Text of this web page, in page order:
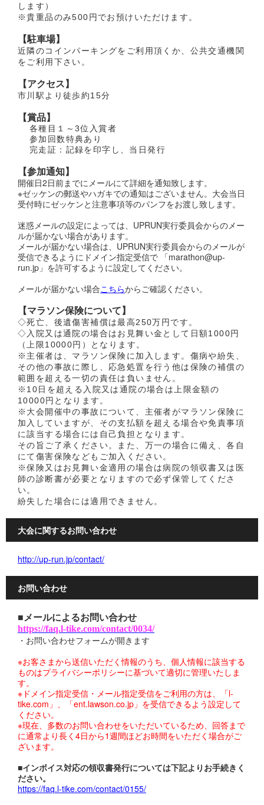
します）
※貴重品のみ500円でお預けいただけます。
【駐車場】
近隣のコインパーキングをご利用頂くか、公共交通機関
をご利用下さい。
【アクセス】
市川駅より徒歩約15分
【賞品】
各種目１～3位入賞者
参加回数特典あり
完走証：記録を印字し、当日発行
【参加通知】
開催日2日前までにメールにて詳細を通知致します。
※ゼッケンの郵送やハガキでの通知はございません。大会当日
受付時にゼッケンと注意事項等のパンフをお渡し致します。
迷惑メールの設定によっては、UPRUN実行委員会からのメー
ルが届かない場合があります。
メールが届かない場合は、UPRUN実行委員会からのメールが
受信できるようにドメイン指定受信で 「marathon@up-
run.jp」を許可するように設定してください。
メールが届かない場合こちらからご確認ください。
【マラソン保険について】
◇死亡、後遺傷害補償は最高250万円です。
◇入院又は通院の場合はお見舞い金として日額1000円
（上限10000円）となります。
※主催者は、マラソン保険に加入します。傷病や紛失、
その他の事故に際し、応急処置を行う他は保険の補償の
範囲を超える一切の責任は負いません。
※10日を超える入院又は通院の場合は上限金額の
10000円となります。
※大会開催中の事故について、主催者がマラソン保険に
加入していますが、その支払額を超える場合や免責事項
に該当する場合には自己負担となります。
その旨ご了承ください。また、万一の場合に備え、各自
にて傷害保険などもご加入ください。
※保険又はお見舞い金適用の場合は病院の領収書又は医
師の診断書が必要となりますので必ず保管してくださ
い。
紛失した場合には適用できません。
大会に関するお問い合わせ
http://up-run.jp/contact/
お問い合わせ
■メールによるお問い合わせ
https://faq.l-tike.com/contact/0034/
・お問い合わせフォームが開きます
※お客さまから送信いただく情報のうち、個人情報に該当する
ものはプライバシーポリシーに基づいて適切に管理いたしま
す。
※ドメイン指定受信・メール指定受信をご利用の方は、「l-
tike.com」、「ent.lawson.co.jp」を受信できるよう設定して
ください。
※現在、多数のお問い合わせをいただいているため、回答まで
に通常より長く4日から1週間ほどお時間をいただく場合がご
ざいます。
■インボイス対応の領収書発行については下記よりお手続きく
ださい。
https://faq.l-tike.com/contact/0155/